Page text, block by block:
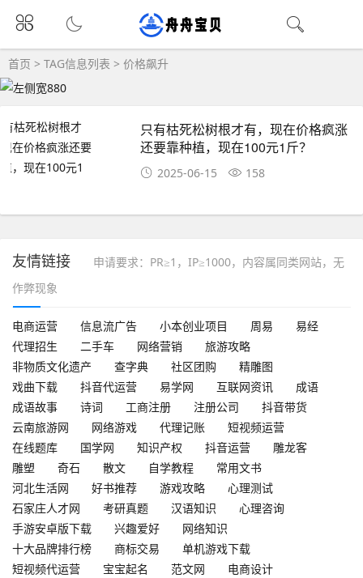
首页 > TAG信息列表 > 价格飙升
只有枯死松树根才有，现在价格疯涨
还要靠种植，现在100元1斤？
2025-06-15 158
友情链接
申请要求：PR≥1，IP≥1000，内容属同类网站，无
作弊现象
电商运营 信息流广告 小本创业项目 周易
易经
代理招生
二手车 网络营销
旅游攻略
非物质文化遗产
查字典 社区团购
精雕图
戏曲下载
抖音代运营 易学网 互联网资讯
成语
成语故事
诗词 工商注册 注册公司
抖音带货
云南旅游网
网络游戏 代理记账
短视频运营
在线题库
国学网 知识产权 抖音运营
雕龙客
雕塑
奇石 散文 自学教程
常用文书
河北生活网
好书推荐 游戏攻略
心理测试
石家庄人才网
考研真题 汉语知识
心理咨询
手游安卓版下载
兴趣爱好
网络知识
十大品牌排行榜
商标交易
单机游戏下载
短视频代运营
宝宝起名 范文网
电商设计